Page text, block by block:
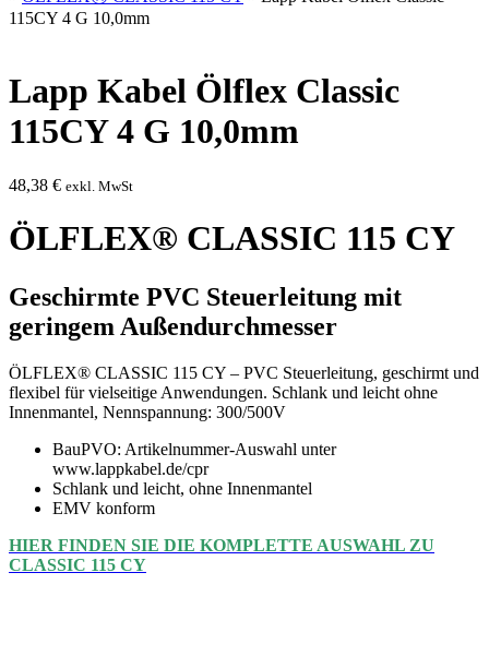
115CY 4 G 10,0mm
Lapp Kabel Ölflex Classic
115CY 4 G 10,0mm
48,38 € exkl. MwSt
ÖLFLEX® CLASSIC 115 CY
Geschirmte PVC Steuerleitung mit
geringem Außendurchmesser
ÖLFLEX® CLASSIC 115 CY – PVC Steuerleitung, geschirmt und
flexibel für vielseitige Anwendungen. Schlank und leicht ohne
Innenmantel, Nennspannung: 300/500V
BauPVO: Artikelnummer-Auswahl unter
www.lappkabel.de/cpr
Schlank und leicht, ohne Innenmantel
EMV konform
HIER FINDEN SIE DIE KOMPLETTE AUSWAHL ZU
CLASSIC 115 CY